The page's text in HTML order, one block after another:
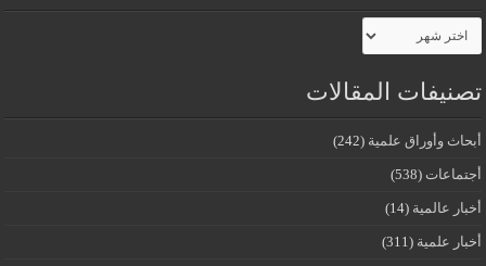
الأرشيف
تصنيفات المقالات
أبحاث وأوراق علمية (242)
أجتماعات (538)
أخبار عالمية (14)
أخبار علمية (311)